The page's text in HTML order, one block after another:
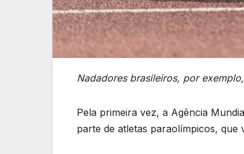
Nadadores brasileiros, por
Pela primeira vez, a Agência
parte de atletas paraolímpicos, que